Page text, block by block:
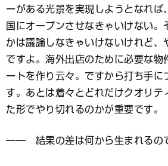
ーがある光景を実現しようとなれば
国にオープンさせなきゃいけない。
かは議論しなきゃいけないけれど、
ですよ。海外出店のために必要な物
ートを作り云々。ですから打ち手に
す。あとは着々とどれだけクオリテ
た形でやり切れるのかが重要です。
―― 結果の差は何から生まれるの